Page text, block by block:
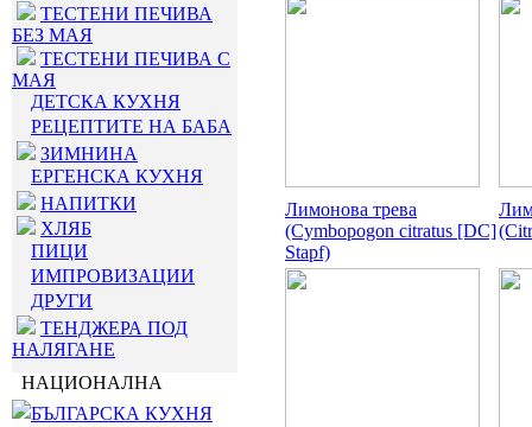
ТЕСТЕНИ ПЕЧИВА
БЕЗ МАЯ
ТЕСТЕНИ ПЕЧИВА С
МАЯ
ДЕТСКА КУХНЯ
РЕЦЕПТИТЕ НА БАБА
ЗИМНИНА
ЕРГЕНСКА КУХНЯ
НАПИТКИ
ХЛЯБ
ПИЦИ
ИМПРОВИЗАЦИИ
ДРУГИ
ТЕНДЖЕРА ПОД
НАЛЯГАНЕ
НАЦИОНАЛНА
БЪЛГАРСКА КУХНЯ
Лимонова трева
(Cymbopogon citratus [DC]
Stapf)